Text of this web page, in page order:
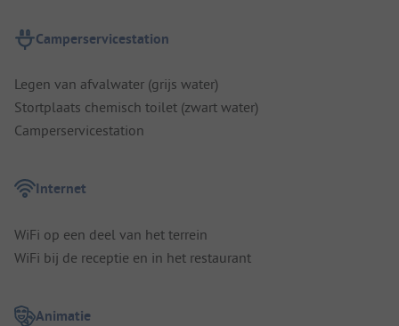
Camperservicestation
Legen van afvalwater (grijs water)
Stortplaats chemisch toilet (zwart water)
Camperservicestation
Internet
WiFi op een deel van het terrein
WiFi bij de receptie en in het restaurant
Animatie